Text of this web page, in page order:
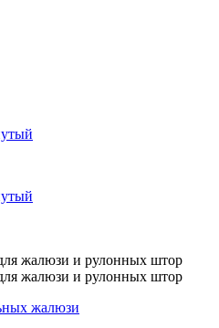
жалюзи и рулонных штор
жалюзи и рулонных штор
жалюзи